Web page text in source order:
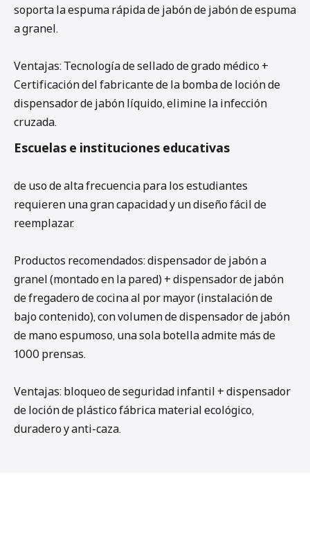
soporta la espuma rápida de jabón de jabón de espuma
a granel.
Ventajas: Tecnología de sellado de grado médico +
Certificación del fabricante de la bomba de loción de
dispensador de jabón líquido, elimine la infección
cruzada.
Escuelas e instituciones educativas
de uso de alta frecuencia para los estudiantes
requieren una gran capacidad y un diseño fácil de
reemplazar.
Productos recomendados: dispensador de jabón a
granel (montado en la pared) + dispensador de jabón
de fregadero de cocina al por mayor (instalación de
bajo contenido), con volumen de dispensador de jabón
de mano espumoso, una sola botella admite más de
1000 prensas.
Ventajas: bloqueo de seguridad infantil + dispensador
de loción de plástico fábrica material ecológico,
duradero y anti-caza.